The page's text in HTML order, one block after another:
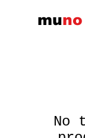
muno
No